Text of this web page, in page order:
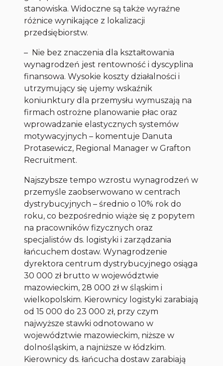
stanowiska. Widoczne są także wyraźne
różnice wynikające z lokalizacji
przedsiębiorstw.
– Nie bez znaczenia dla kształtowania
wynagrodzeń jest rentowność i dyscyplina
finansowa. Wysokie koszty działalności i
utrzymujący się ujemy wskaźnik
koniunktury dla przemysłu wymuszają na
firmach ostrożne planowanie płac oraz
wprowadzanie elastycznych systemów
motywacyjnych– komentuje Danuta
Protasewicz, Regional Manager w Grafton
Recruitment.
Najszybsze tempo wzrostu wynagrodzeń w
przemyśle zaobserwowano w centrach
dystrybucyjnych – średnio o 10% rok do
roku, co bezpośrednio wiąże się z popytem
na pracowników fizycznych oraz
specjalistów ds. logistyki i zarządzania
łańcuchem dostaw. Wynagrodzenie
dyrektora centrum dystrybucyjnego osiąga
30 000 zł brutto w województwie
mazowieckim, 28 000 zł w śląskim i
wielkopolskim. Kierownicy logistyki zarabiają
od 15 000 do 23 000 zł, przy czym
najwyższe stawki odnotowano w
województwie mazowieckim, niższe w
dolnośląskim, a najniższe w łódzkim.
Kierownicy ds. łańcucha dostaw zarabiają